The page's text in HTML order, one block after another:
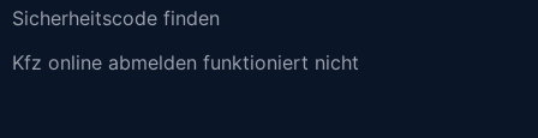
Sicherheitscode finden
Kfz online abmelden funktioniert nicht